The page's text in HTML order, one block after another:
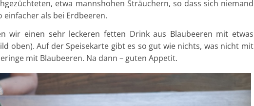
etwa mannshohen Sträuchern, so dass sich niemand
einfacher als bei Erdbeeren.
wir einen sehr leckeren fetten Drink aus Blaubeeren mit etwas
oben). Auf der Speisekarte gibt es so gut wie nichts, was nicht mit
mit Blaubeeren. Na dann – guten Appetit.